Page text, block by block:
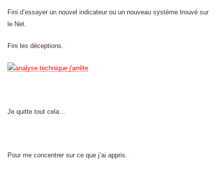
Fini d’essayer un nouvel indicateur ou un nouveau système trouvé sur
le Net.
Fini les déceptions.
Je quitte tout cela…
Pour me concentrer sur ce que j’ai appris.